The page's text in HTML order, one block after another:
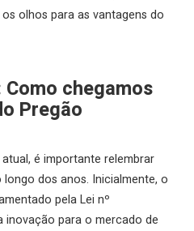
olhos para as vantagens do
chegamos
Pregão
é importante relembrar
dos anos. Inicialmente, o
pela Lei nº
inovação para o mercado de